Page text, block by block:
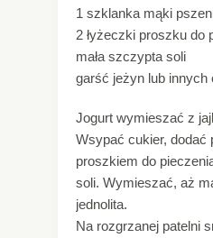
1 szklanka mąki
2 łyżeczki proszku do
mała szczypta soli
garść jeżyn lub innych
Jogurt wymieszać z
Wsypać cukier, dodać
proszkiem do
soli. Wymieszać, aż
jednolita.
Na rozgrzanej patelni